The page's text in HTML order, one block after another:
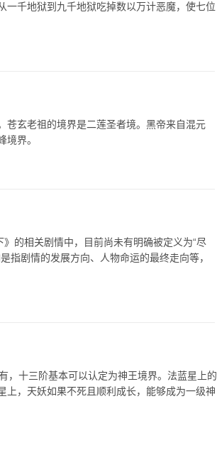
千地狱到九千地狱吃掉数以万计恶魔，使七位
苍玄老祖的境界是二莲圣者境。黑帝来自混元
界。
的相关剧情中，目前尚未有明确被定义为“尽
指剧情的发展方向、人物命运的最终走向等，
，十三阶基本可以认定为神王境界。法蓝星上的
，天妖如果不死且顺利成长，能够成为一级神